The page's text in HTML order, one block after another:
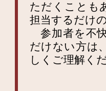
ただくことも
担当するだけ
参加者を不
だけない方は
しくご理解く